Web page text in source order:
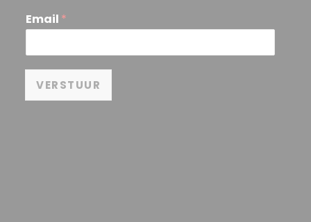
Email *
VERSTUUR